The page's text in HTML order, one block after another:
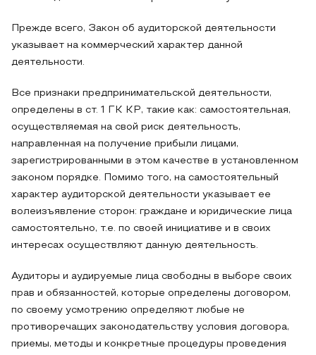
Прежде всего, Закон об аудиторской деятельности
указывает на коммерческий характер данной
деятельности.
Все признаки предпринимательской деятельности,
определены в ст. 1 ГК КР, такие как: самостоятельная,
осуществляемая на свой риск деятельность,
направленная на получение прибыли лицами,
зарегистрированными в этом качестве в установленном
законом порядке. Помимо того, на самостоятельный
характер аудиторской деятельности указывает ее
волеизъявление сторон: граждане и юридические лица
самостоятельно, т.е. по своей инициативе и в своих
интересах осуществляют данную деятельность.
Аудиторы и аудируемые лица свободны в выборе своих
прав и обязанностей, которые определены договором,
по своему усмотрению определяют любые не
противоречащих законодательству условия договора,
приемы, методы и конкретные процедуры проведения